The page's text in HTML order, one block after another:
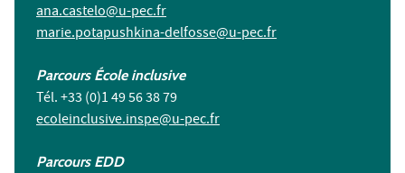
ana.castelo@u-pec.fr
marie.potapushkina-delfosse@u-pec.fr
Parcours École inclusive
Tél. +33 (0)1 49 56 38 79
ecoleinclusive.inspe@u-pec.fr
Parcours EDD